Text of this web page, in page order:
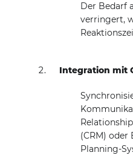
Der Bedarf
verringert,
Integration mit
(CRM) oder
Planning-